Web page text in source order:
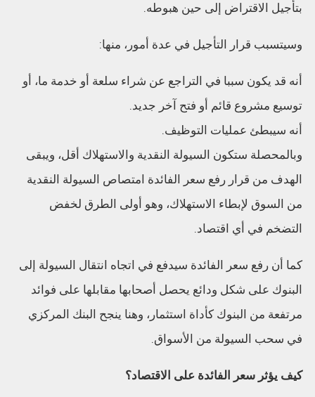
بتأجيل الاقتراض إلى حين هبوطه.
وسيتسبب قرار التأجيل في عدة أمور، منها:
أنه قد يكون سببا في التراجع عن شراء سلعة أو خدمة ما، أو
توسيع مشروع قائم أو فتح آخر جديد.
أنه سيبطئ عمليات التوظيف.
وبالمحصلة ستكون السيولة النقدية والاستهلاك أقل، ويبقى
الهدف من قرار رفع سعر الفائدة امتصاص السيولة النقدية
من السوق لإبطاء الاستهلاك، وهو أولى الطرق لخفض
التضخم في أي اقتصاد.
كما أن رفع سعر الفائدة سيدفع في اتجاه انتقال السيولة إلى
البنوك على شكل ودائع يحصل أصحابها مقابلها على فوائد
مرتفعة من البنوك كأداة استثمار، وهنا ينجح البنك المركزي
في سحب السيولة من الأسواق.
كيف يؤثر سعر الفائدة على الاقتصاد؟